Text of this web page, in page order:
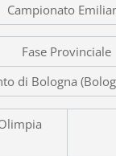
Campionato
Fase Provinciale
di Bologna